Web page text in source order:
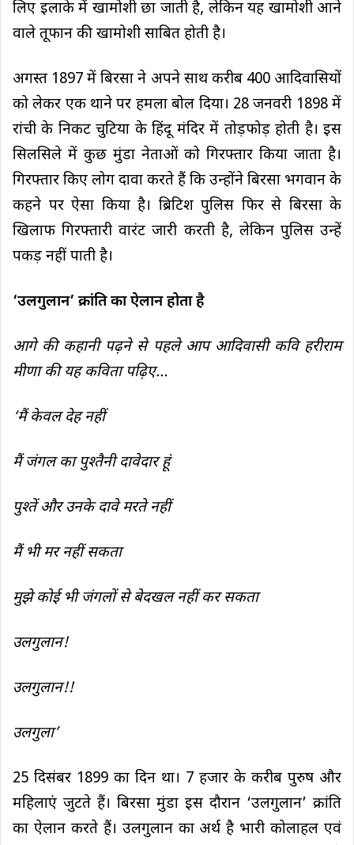
लिए इलाके में खामोशी छा जाती है, लेकिन यह खामोशी आने
वाले तूफान की खामोशी साबित होती है।
अगस्त 1897 में बिरसा ने अपने साथ करीब 400 आदिवासियों
को लेकर एक थाने पर हमला बोल दिया। 28 जनवरी 1898 में
रांची के निकट चुटिया के हिंदू मंदिर में तोड़फोड़ होती है। इस
सिलसिले में कुछ मुंडा नेताओं को गिरफ्तार किया जाता है।
गिरफ्तार किए लोग दावा करते हैं कि उन्होंने बिरसा भगवान के
कहने पर ऐसा किया है। ब्रिटिश पुलिस फिर से बिरसा के
खिलाफ गिरफ्तारी वारंट जारी करती है, लेकिन पुलिस उन्हें
पकड़ नहीं पाती है।
‘उलगुलान’ क्रांति का ऐलान होता है
आगे की कहानी पढ़ने से पहले आप आदिवासी कवि हरीराम
मीणा की यह कविता पढ़िए…
‘मैं केवल देह नहीं
मैं जंगल का पुश्तैनी दावेदार हूं
पुश्तें और उनके दावे मरते नहीं
मैं भी मर नहीं सकता
मुझे कोई भी जंगलों से बेदखल नहीं कर सकता
उलगुलान!
उलगुलान!!
उलगुला’
25 दिसंबर 1899 का दिन था। 7 हजार के करीब पुरुष और
महिलाएं जुटते हैं। बिरसा मुंडा इस दौरान ‘उलगुलान’ क्रांति
का ऐलान करते हैं। उलगुलान का अर्थ है भारी कोलाहल एवं